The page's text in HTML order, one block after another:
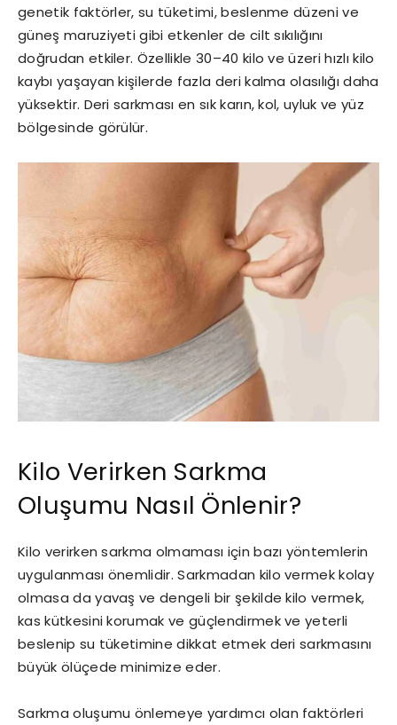
genetik faktörler, su tüketimi, beslenme düzeni ve
güneş maruziyeti gibi etkenler de cilt sıkılığını
doğrudan etkiler. Özellikle 30–40 kilo ve üzeri hızlı kilo
kaybı yaşayan kişilerde fazla deri kalma olasılığı daha
yüksektir. Deri sarkması en sık karın, kol, uyluk ve yüz
bölgesinde görülür.
Kilo Verirken Sarkma
Oluşumu Nasıl Önlenir?
Kilo verirken sarkma olmaması için bazı yöntemlerin
uygulanması önemlidir. Sarkmadan kilo vermek kolay
olmasa da yavaş ve dengeli bir şekilde kilo vermek,
kas kütkesini korumak ve güçlendirmek ve yeterli
beslenip su tüketimine dikkat etmek deri sarkmasını
büyük ölüçede minimize eder.
Sarkma oluşumu önlemeye yardımcı olan faktörleri